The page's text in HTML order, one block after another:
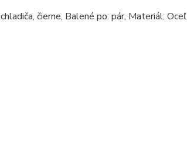
čierne, Balené po: pár, Materiál: Oceľ